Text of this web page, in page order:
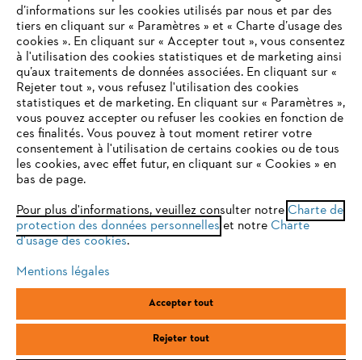
Service
Conditions Générales de Vente
Mentions légales Cookies
Conditions de garantie
ANDREAS STIHL SAS, 1 rue des Epinettes, ZI Nord de Torcy, 77200
VOTRE NAVIGATEUR INTERNET
N'EST PLUS PRIS EN CHARGE
Vous utilisez un navigateur Internet que nous ne prenons plus
en charge, et certaines fonctionnalités de notre site ne
peuvent fonctionner correctement. Pour une utilisation
optimale de notre site, nous vous recommandons de passer à
l'un des navigateurs suivants :
firefox chrome
d’informations sur les cookies utilisés par nous et par des
tiers en cliquant sur « Paramètres » et « Charte d’usage des
cookies ». En cliquant sur « Accepter tout », vous consentez
à l'utilisation des cookies statistiques et de marketing ainsi
qu’aux traitements de données associées. En cliquant sur «
Rejeter tout », vous refusez l'utilisation des cookies
statistiques et de marketing. En cliquant sur « Paramètres »,
vous pouvez accepter ou refuser les cookies en fonction de
ces finalités. Vous pouvez à tout moment retirer votre
consentement à l'utilisation de certains cookies ou de tous
les cookies, avec effet futur, en cliquant sur « Cookies » en
bas de page.
Pour plus d'informations, veuillez consulter notre Charte de
protection des données personnelles et notre Charte
d'usage des cookies.
Mentions légales
Accepter tout
Rejeter tout